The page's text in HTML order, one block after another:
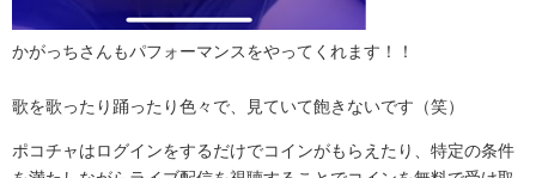
かがっちさんもパフォーマンスをやってくれます！！
歌を歌ったり踊ったり色々で、見ていて飽きないです（笑）
ポコチャはログインをするだけでコインがもらえたり、特定の条件